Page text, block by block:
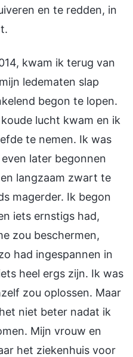
en te redden, in
kwam ik terug van
ledematen slap
begon te lopen.
lucht kwam en ik
te nemen. Ik was
later begonnen
langzaam zwart te
magerder. Ik begon
iets ernstigs had,
zou beschermen,
had ingespannen in
heel ergs zijn. Ik was
zou oplossen. Maar
niet beter nadat ik
Mijn vrouw en
het ziekenhuis voor